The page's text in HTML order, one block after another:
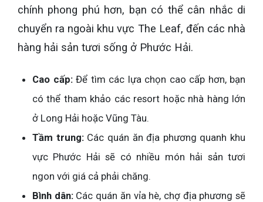
chính phong phú hơn, bạn có thể cân nhắc di
chuyển ra ngoài khu vực The Leaf, đến các nhà
hàng hải sản tươi sống ở Phước Hải.
Cao cấp:Để tìm các lựa chọn cao cấp hơn, bạn
có thể tham khảo các resort hoặc nhà hàng lớn
ở Long Hải hoặc Vũng Tàu.
Tầm trung:Các quán ăn địa phương quanh khu
vực Phước Hải sẽ có nhiều món hải sản tươi
ngon với giá cả phải chăng.
Bình dân:Các quán ăn vỉa hè, chợ địa phương sẽ